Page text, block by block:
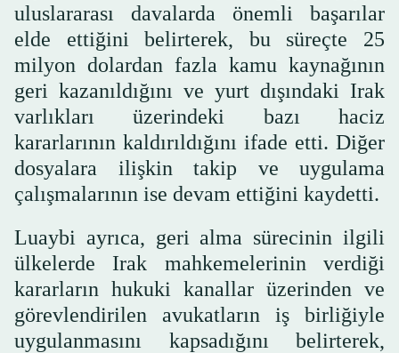
uluslararası davalarda önemli başarılar
elde ettiğini belirterek, bu süreçte 25
milyon dolardan fazla kamu kaynağının
geri kazanıldığını ve yurt dışındaki Irak
varlıkları üzerindeki bazı haciz
kararlarının kaldırıldığını ifade etti. Diğer
dosyalara ilişkin takip ve uygulama
çalışmalarının ise devam ettiğini kaydetti.
Luaybi ayrıca, geri alma sürecinin ilgili
ülkelerde Irak mahkemelerinin verdiği
kararların hukuki kanallar üzerinden ve
görevlendirilen avukatların iş birliğiyle
uygulanmasını kapsadığını belirterek,